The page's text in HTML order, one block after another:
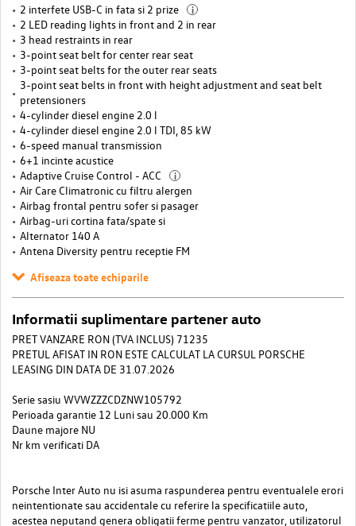
2 interfete USB-C in fata si 2 prize i
2 LED reading lights in front and 2 in rear
3 head restraints in rear
3-point seat belt for center rear seat
3-point seat belts for the outer rear seats
3-point seat belts in front with height adjustment and seat belt
pretensioners
4-cylinder diesel engine 2.0 l
4-cylinder diesel engine 2.0 l TDI, 85 kW
6-speed manual transmission
6+1 incinte acustice
Adaptive Cruise Control - ACC
i
Air Care Climatronic cu filtru alergen
Airbag frontal pentru sofer si pasager
Airbag-uri cortina fata/spate si
Alternator 140 A
Antena Diversity pentru receptie FM
Afiseaza toate echiparile
Informatii suplimentare partener auto
PRET VANZARE RON (TVA INCLUS) 71235
PRETUL AFISAT IN RON ESTE CALCULAT LA CURSUL PORSCHE
LEASING DIN DATA DE 31.07.2026
Serie sasiu WVWZZZCDZNW105792
Perioada garantie 12 Luni sau 20.000 Km
Daune majore NU
Nr km verificati DA
Porsche Inter Auto nu isi asuma raspunderea pentru eventualele erori
neintentionate sau accidentale cu referire la specificatiile auto,
acestea neputand genera obligatii ferme pentru vanzator, utilizatorul